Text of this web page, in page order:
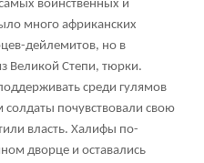
воинственных и
много африканских
дейлемитов, но в
Великой Степи, тюрки.
среди гулямов
почувствовали свою
власть. Халифы по-
дворце и оставались